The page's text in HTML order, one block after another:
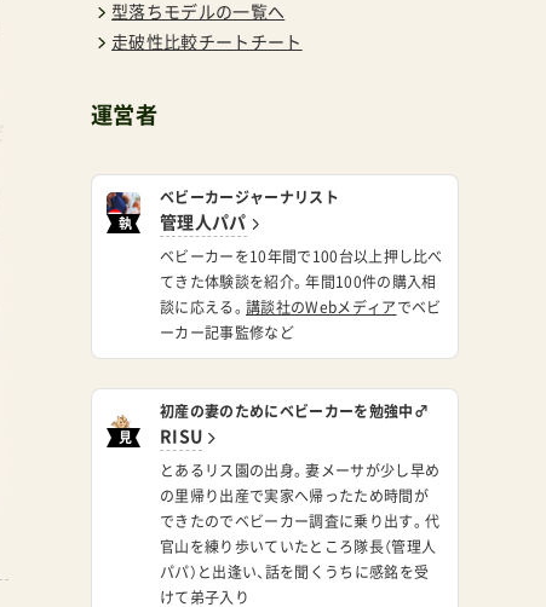
型落ちモデルの一覧へ
走破性比較チートチート
運営者
執
ベビーカージャーナリスト
管理人パパ
ベビーカーを10年間で100台以上押し比べ
てきた体験談を紹介。年間100件の購入相
談に応える。講談社のWebメディア でベビ
ーカー記事監修など
見
初産の妻のためにベビーカーを勉強中♂
RISU
とあるリス園の出身。妻メーサが少し早め
の里帰り出産で実家へ帰ったため時間が
できたのでベビーカー調査に乗り出す。代
官山を練り歩いていたところ隊長（管理人
パパ）と出逢い、話を聞くうちに感銘を受
けて弟子入り